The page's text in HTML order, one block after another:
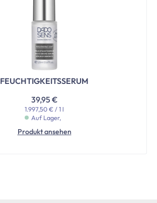
FEUCHTIGKEITSSERUM
39,95 €
1.997,50 € / 1 l
Auf Lager,
Produkt ansehen